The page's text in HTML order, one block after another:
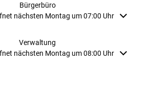
Bürgerbüro
Öffnungs- oder Schließzeiten auszublenden
nächsten Montag um 07:00 Uhr
Verwaltung
Öffnungs- oder Schließzeiten auszublenden
nächsten Montag um 08:00 Uhr